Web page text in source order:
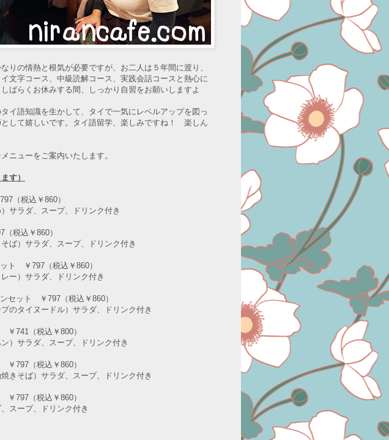
りの情熱と根気が必要ですが、お二人は５年間に渡り、
文字コース、中級読解コース、実践会話コースと熱心に
ばらくお休みする間、しっかり自習をお願いしますよ
イ語知識を生かして、タイで一気にレベルアップを図っ
して嬉しいです。タイ語留学、楽しみですね！ 楽しん
ニューをご案内いたします。
す）
（税込￥860）
サラダ、スープ、ドリンク付き
税込￥860）
ば） サラダ、スープ、ドリンク付き
ト ￥797（税込￥860）
ー） サラダ、ドリンク付き
セット ￥797（税込￥860）
のタイヌードル） サラダ、ドリンク付き
741（税込￥800）
サラダ、スープ、ドリンク付き
797（税込￥860）
そば）サラダ、スープ、ドリンク付き
797（税込￥860）
ープ、ドリンク付き